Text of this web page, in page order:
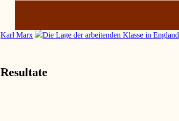
Karl Marx Die Lage der arbeitenden Klasse in England
Resultate